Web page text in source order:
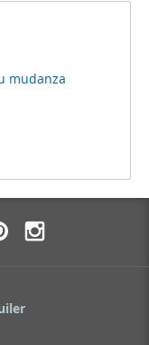
mudanza